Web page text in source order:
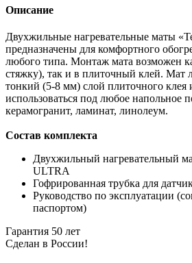
Описание
Двухжильные нагревательные маты
предназначены для комфортного
любого типа. Монтаж мата возможен
стяжку), так и в плиточный клей. Мат
тонкий (5-8 мм) слой плиточного клея
использоваться под любое напольное
керамогранит, ламинат, линолеум.
Состав комплекта
Двухжильный нагревательный
ULTRA
Гофрированная трубка для
Руководство по эксплуатации
паспортом)
Гарантия 50 лет
Сделан в России!